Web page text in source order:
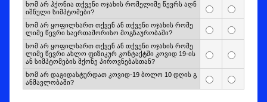
ხომ არ ჰქონია თქვენი ოჯახის რომელიმე წევრს აღნ
იშნული სიმპტომები?
ხომ არ ყოფილხართ თქვენ ან თქვენი ოჯახის რომე
ლიმე წევრი საერთაშორისო მოგზაურობაში?
ხომ არ ყოფილხართ თქვენ ან თქვენი ოჯახის რომე
ლიმე წევრი ახლო ფიზიკურ კონტაქტში კოვიდ 19-ის
ან სიმპტომების მქონე პიროვნებასთან?
ხომ არ დაგიდასტურდათ კოვიდ-19 ბოლო 10 დღის გ
ანმავლობაში?